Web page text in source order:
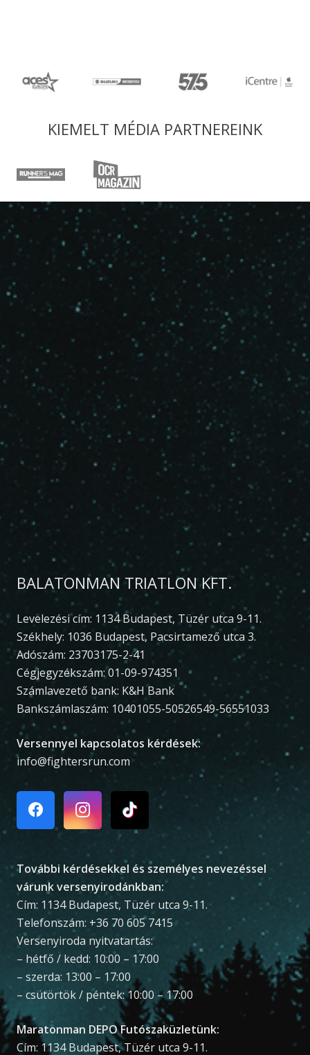
KIEMELT MÉDIA PARTNEREINK
BALATONMAN TRIATLON KFT.
Levelezési cím: 1134 Budapest, Tüzér utca 9-11.
Székhely: 1036 Budapest, Pacsirtamező utca 3.
Adószám: 23703175-2-41
Cégjegyzékszám: 01-09-974351
Számlavezető bank: K&H Bank
Bankszámlaszám: 10401055-50526549-56551033
Versennyel kapcsolatos kérdések:
info@fightersrun.com
További kérdésekkel és személyes nevezéssel
várunk versenyirodánkban:
Cím: 1134 Budapest, Tüzér utca 9-11.
Telefonszám: +36 70 605 7415
Versenyiroda nyitvatartás:
– hétfő / kedd: 10:00 – 17:00
– szerda: 13:00 – 17:00
– csütörtök / péntek: 10:00 – 17:00
Maratonman DEPO Futószaküzletünk:
Cím: 1134 Budapest, Tüzér utca 9-11.